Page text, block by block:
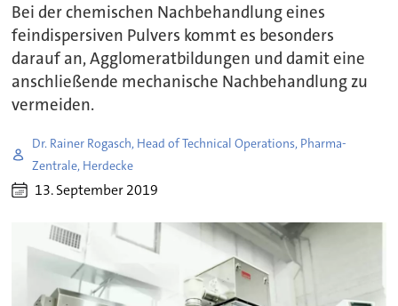
Bei der chemischen Nachbehandlung eines
feindispersiven Pulvers kommt es besonders
darauf an, Agglomeratbildungen und damit eine
anschließende mechanische Nachbehandlung zu
vermeiden.
Dr. Rainer Rogasch, Head of Technical Operations, Pharma-
Zentrale, Herdecke
13. September 2019